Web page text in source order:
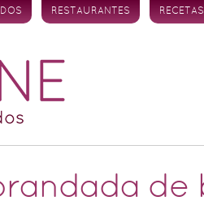
RESTAURANTES RECETAS
de